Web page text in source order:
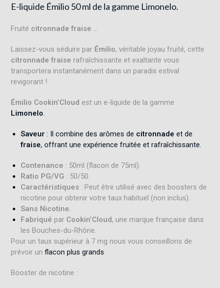
E-liquide Émilio 50 ml de la gamme Limonelo.
Fruité citronnade fraise
Laissez-vous séduire par Émilio, véritable joyau fruité, cette
citronnade fraise rafraîchissante et exaltante vous
transportera instantanément dans un paradis estival
revigorant !
Émilio Cookin’Cloud est un e-liquide de la gamme
Limonelo.
Saveur : Il combine des arômes de citronnade et de
fraise, offrant une expérience fruitée et rafraîchissante.
Contenance : 50ml (flacon de 75ml).
Ratio PG/VG : 50/50.
Caractéristiques : Peut être utilisé avec des boosters de
nicotine pour obtenir votre taux habituel (non inclus).
Sans Nicotine.
Fabriqué par Cookin’Cloud, une marque française dans
les Bouches-du-Rhône.
Pour un taux supérieur à 7 mg nous vous conseillons de
prévoir unflacon plus grands
Booster de nicotine :